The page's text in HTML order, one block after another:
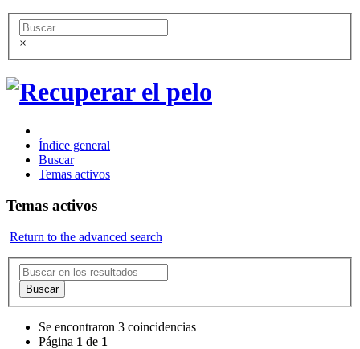
×
Índice general
Buscar
Temas activos
Temas activos
Return to the advanced search
Buscar
Se encontraron 3 coincidencias
Página 1 de 1